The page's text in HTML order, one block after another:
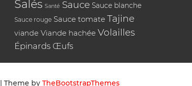
Salés Santé Sauce Sauce blanche
Sauce rouge Sauce tomate Tajine
viande Viande hachée Volailles
Épinards Œufs
| Theme by TheBootstrapThemes